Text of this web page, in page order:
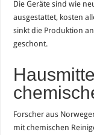
Die Geräte sind wie
ausgestattet, kosten
sinkt die Produktion
geschont.
Forscher aus
mit chemischen